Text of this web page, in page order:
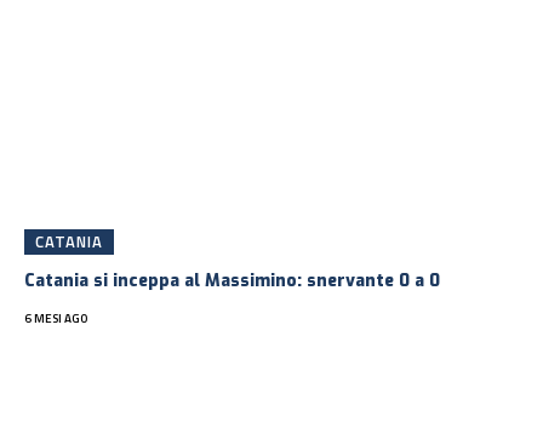
CATANIA
Catania si inceppa al Massimino: snervante 0 a 0
6 MESI AGO